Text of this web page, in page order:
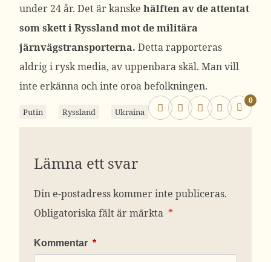
under 24 år. Det är kanske hälften av de attentat
som skett i Ryssland mot de militära
järnvägstransporterna. Detta rapporteras
aldrig i rysk media, av uppenbara skäl. Man vill
inte erkänna och inte oroa befolkningen.
Putin Ryssland Ukraina
0
Lämna ett svar
Din e-postadress kommer inte publiceras.
Obligatoriska fält är märkta *
Kommentar *